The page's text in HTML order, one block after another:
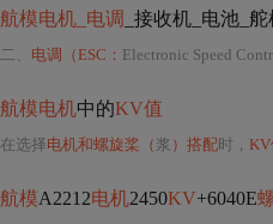
航模电机_电调 _接收机_电池_
二、 电调（ESC： Electronic Speed
航模电机中的KV值
在选择电机和螺旋桨（ 浆 ）搭配时， KV
航模A2212电机2450KV+6040E